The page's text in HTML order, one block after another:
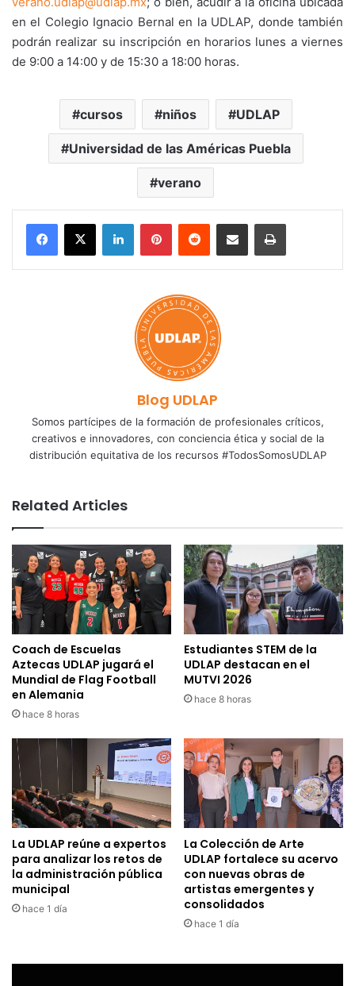
en el Colegio Ignacio Bernal en la UDLAP, donde también
podrán realizar su inscripción en horarios lunes a viernes
de 9:00 a 14:00 y de 15:30 a 18:00 horas.
cursos niños UDLAP
Universidad de las Américas Puebla
verano
LinkedInPinterestReddit Share via Email Print
Blog UDLAP
Somos partícipes de la formación de profesionales críticos,
creativos e innovadores, con conciencia ética y social de la
distribución equitativa de los recursos #TodosSomosUDLAP
Related Articles
Coach de Escuelas
Aztecas UDLAP jugará el
Mundial de Flag Football
en Alemania
hace 8 horas
Estudiantes STEM de la
UDLAP destacan en el
MUTVI 2026
hace 8 horas
La UDLAP reúne a expertos
para analizar los retos de
la administración pública
municipal
hace 1 día
La Colección de Arte
UDLAP fortalece su acervo
con nuevas obras de
artistas emergentes y
consolidados
hace 1 día